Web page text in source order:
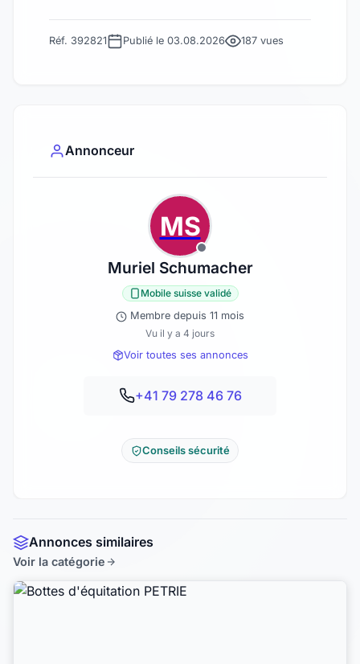
Réf. 392821 Publié le 03.08.2026 187 vues
Annonceur
MS
Muriel Schumacher
Mobile suisse validé
Membre depuis 11 mois
Vu il y a 4 jours
Voir toutes ses annonces
+41 79 278 46 76
Conseils sécurité
Annonces similaires
Voir la catégorie